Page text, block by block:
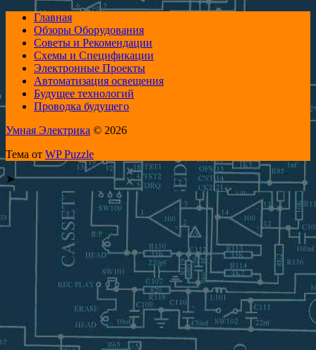
Главная
Обзоры Оборудования
Советы и Рекомендации
Схемы и Спецификации
Электронные Проекты
Автоматизация освещения
Будущее технологий
Проводка будущего
Умная Электрика © 2026
Тема от WP Puzzle
➤